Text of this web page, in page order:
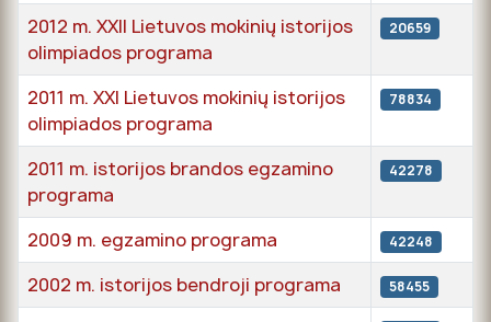
2012 m. XXII Lietuvos mokinių istorijos
olimpiados programa
20659
2011 m. XXI Lietuvos mokinių istorijos
olimpiados programa
78834
2011 m. istorijos brandos egzamino
programa
42278
2009 m. egzamino programa 42248
2002 m. istorijos bendroji programa 58455